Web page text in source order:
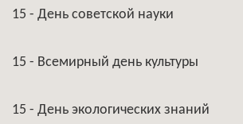
15 - День советской науки
15 - Всемирный день культуры
15 - День экологических знаний